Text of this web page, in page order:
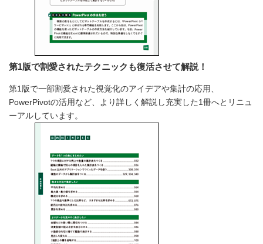
第1版で割愛されたテクニックも復活させて解説！
第1版で一部割愛された視覚化のアイデアや集計の応用、
PowerPivotの活用など、より詳しく解説し充実した1冊へとリニュ
ーアルしています。